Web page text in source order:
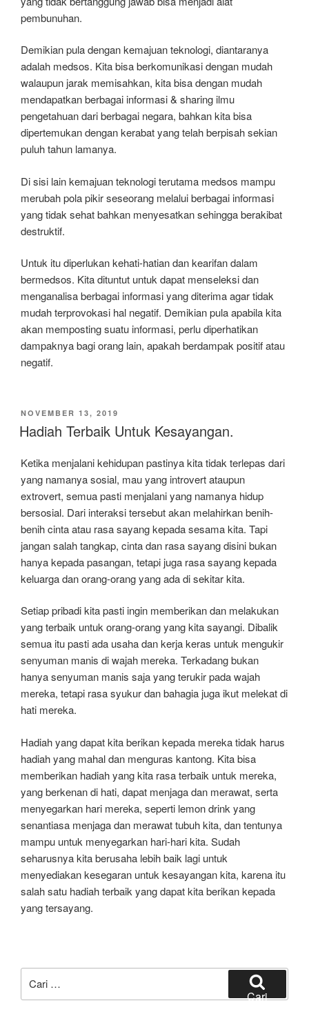
pembunuhan.
Demikian pula dengan kemajuan teknologi, diantaranya
adalah medsos. Kita bisa berkomunikasi dengan mudah
walaupun jarak memisahkan, kita bisa dengan mudah
mendapatkan berbagai informasi & sharing ilmu
pengetahuan dari berbagai negara, bahkan kita bisa
dipertemukan dengan kerabat yang telah berpisah sekian
puluh tahun lamanya.
Di sisi lain kemajuan teknologi terutama medsos mampu
merubah pola pikir seseorang melalui berbagai informasi
yang tidak sehat bahkan menyesatkan sehingga berakibat
destruktif.
Untuk itu diperlukan kehati-hatian dan kearifan dalam
bermedsos. Kita dituntut untuk dapat menseleksi dan
menganalisa berbagai informasi yang diterima agar tidak
mudah terprovokasi hal negatif. Demikian pula apabila kita
akan memposting suatu informasi, perlu diperhatikan
dampaknya bagi orang lain, apakah berdampak positif atau
negatif.
DIPOSKAN
PADA
NOVEMBER 13, 2019
Hadiah Terbaik Untuk Kesayangan.
Ketika menjalani kehidupan pastinya kita tidak terlepas dari
yang namanya sosial, mau yang introvert ataupun
extrovert, semua pasti menjalani yang namanya hidup
bersosial. Dari interaksi tersebut akan melahirkan benih-
benih cinta atau rasa sayang kepada sesama kita. Tapi
jangan salah tangkap, cinta dan rasa sayang disini bukan
hanya kepada pasangan, tetapi juga rasa sayang kepada
keluarga dan orang-orang yang ada di sekitar kita.
Setiap pribadi kita pasti ingin memberikan dan melakukan
yang terbaik untuk orang-orang yang kita sayangi. Dibalik
semua itu pasti ada usaha dan kerja keras untuk mengukir
senyuman manis di wajah mereka. Terkadang bukan
hanya senyuman manis saja yang terukir pada wajah
mereka, tetapi rasa syukur dan bahagia juga ikut melekat di
hati mereka.
Hadiah yang dapat kita berikan kepada mereka tidak harus
hadiah yang mahal dan menguras kantong. Kita bisa
memberikan hadiah yang kita rasa terbaik untuk mereka,
yang berkenan di hati, dapat menjaga dan merawat, serta
menyegarkan hari mereka, seperti lemon drink yang
senantiasa menjaga dan merawat tubuh kita, dan tentunya
mampu untuk menyegarkan hari-hari kita. Sudah
seharusnya kita berusaha lebih baik lagi untuk
menyediakan kesegaran untuk kesayangan kita, karena itu
salah satu hadiah terbaik yang dapat kita berikan kepada
yang tersayang.
untuk:
Cari